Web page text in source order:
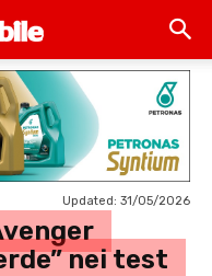
Updated: 31/05/2026
nei test